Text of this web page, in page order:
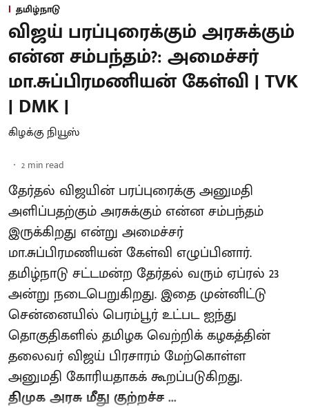
தமிழ்நாடு
விஜய் பரப்புரைக்கும் அரசுக்கும்
என்ன சம்பந்தம்?: அமைச்சர்
மா.சுப்பிரமணியன் கேள்வி | TVK
| DMK |
கிழக்கு நியூஸ்
2 min read
தேர்தல் விஜயின் பரப்புரைக்கு அனுமதி
அளிப்பதற்கும் அரசுக்கும் என்ன சம்பந்தம்
இருக்கிறது என்று அமைச்சர்
மா.சுப்பிரமணியன் கேள்வி எழுப்பினார்.
தமிழ்நாடு சட்டமன்ற தேர்தல் வரும் ஏப்ரல் 23
அன்று நடைபெறுகிறது. இதை முன்னிட்டு
சென்னையில் பெரம்பூர் உட்பட ஐந்து
தொகுதிகளில் தமிழக வெற்றிக் கழகத்தின்
தலைவர் விஜய் பிரசாரம் மேற்கொள்ள
அனுமதி கோரியதாகக் கூறப்படுகிறது.
திமுக அரசு மீது குற்றச்ச ...